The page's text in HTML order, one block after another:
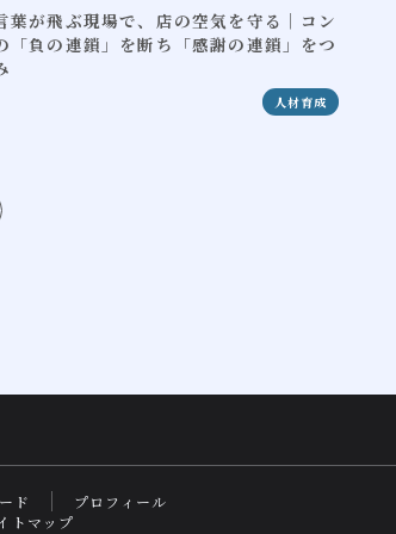
葉が飛ぶ現場で、店の空気を守る｜コン
「負の連鎖」を断ち「感謝の連鎖」をつ
人材育成
ド
プロフィール
トマップ